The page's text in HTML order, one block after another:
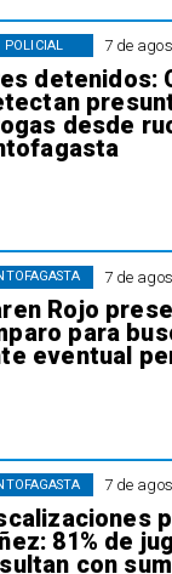
7 de
detenidos:
desde
POLICIAL
7 de
Rojo
para
eventual
7 de
81% de
con